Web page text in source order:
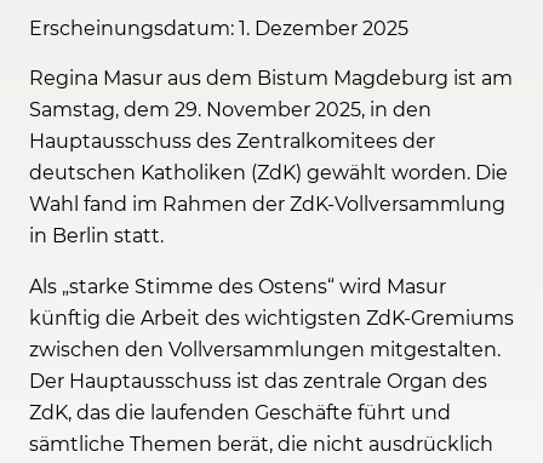
Erscheinungsdatum: 1. Dezember 2025
Regina Masur aus dem Bistum Magdeburg ist am
Samstag, dem 29. November 2025, in den
Hauptausschuss des Zentralkomitees der
deutschen Katholiken (ZdK) gewählt worden. Die
Wahl fand im Rahmen der ZdK-Vollversammlung
in Berlin statt.
Als „starke Stimme des Ostens“ wird Masur
künftig die Arbeit des wichtigsten ZdK-Gremiums
zwischen den Vollversammlungen mitgestalten.
Der Hauptausschuss ist das zentrale Organ des
ZdK, das die laufenden Geschäfte führt und
sämtliche Themen berät, die nicht ausdrücklich